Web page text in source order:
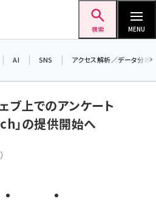
検索 MENU
AI SNS アクセス解析／データ分析
ブ上でのアンケート
」の提供開始へ